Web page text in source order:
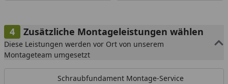
Zusätzliche Montageleistungen wählen
Diese Leistungen werden vor Ort von unserem
Montageteam umgesetzt
Schraubfundament Montage-Service